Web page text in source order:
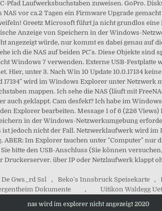
Gws_rd Ssl , Beko's Innsbruck Speisekarte ,
Dokumente , Uitikon Waldegg
nas wird im explorer nicht angezeigt 2020